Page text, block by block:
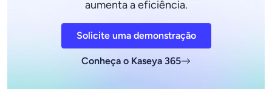
aumenta a eficiência.
Solicite uma demonstração
Conheça o Kaseya 365